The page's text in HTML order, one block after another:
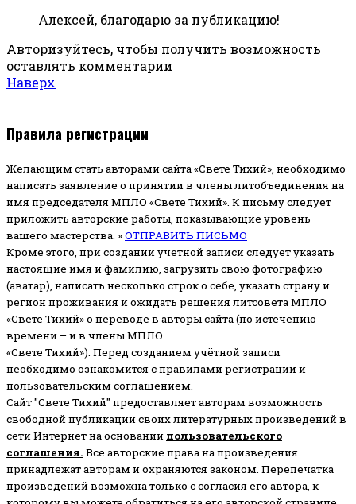
Алексей, благодарю за публикацию!
Авторизуйтесь, чтобы получить возможность
оставлять комментарии
Наверх
Правила регистрации
Желающим стать авторами сайта «Свете Тихий», необходимо
написать заявление о принятии в члены литобъединения на
имя председателя МПЛО «Свете Тихий». К письму следует
приложить авторские работы, показывающие уровень
вашего мастерства. »ОТПРАВИТЬ ПИСЬМО
Кроме этого, при создании учетной записи следует указать
настоящие имя и фамилию, загрузить свою фотографию
(аватар), написать несколько строк о себе, указать страну и
регион проживания и ожидать решения литсовета МПЛО
«Свете Тихий» о переводе в авторы сайта (по истечению
времени – и в члены МПЛО
«Свете Тихий»). Перед созданием учётной записи
необходимо ознакомится с правилами регистрации и
пользовательским соглашением.
Сайт "Свете Тихий" предоставляет авторам возможность
свободной публикации своих литературных произведений в
сети Интернет на основании пользовательского
соглашения. Все авторские права на произведения
принадлежат авторам и охраняются законом. Перепечатка
произведений возможна только с согласия его автора, к